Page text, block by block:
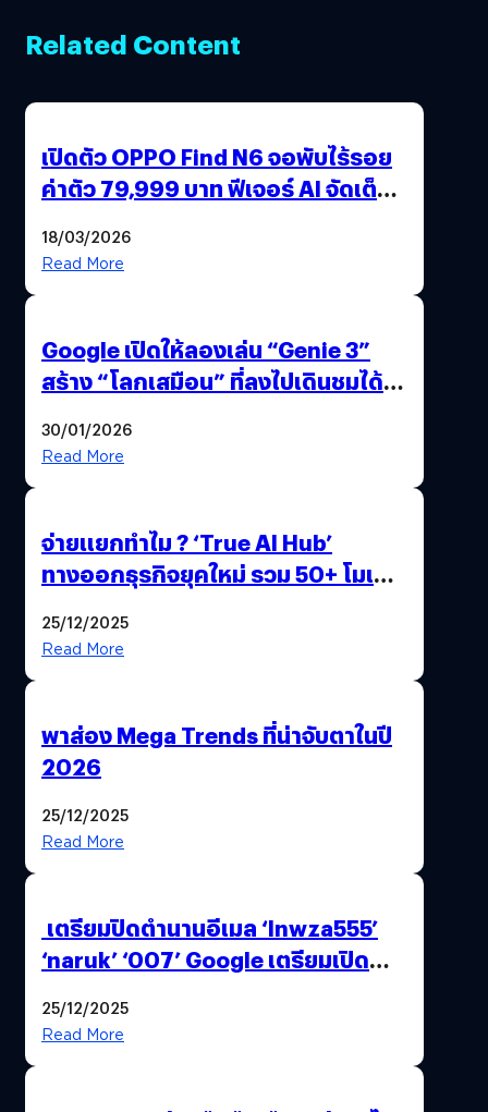
Related Content
เปิดตัว OPPO Find N6 จอพับไร้รอย
ค่าตัว 79,999 บาท ฟีเจอร์ AI จัดเต็ม
18/03/2026
Read More
Google เปิดให้ลองเล่น “Genie 3”
สร้าง “โลกเสมือน” ที่ลงไปเดินชมได้
30/01/2026
Read More
จ่ายแยกทำไม ? ‘True AI Hub’
ทางออกธุรกิจยุคใหม่ รวม 50+ โมเดล
25/12/2025
Read More
พาส่อง Mega Trends ที่น่าจับตาในปี
2026
25/12/2025
Read More
เตรียมปิดตำนานอีเมล ‘lnwza555’
‘naruk’ ‘007’ Google เตรียมเปิด
25/12/2025
Read More